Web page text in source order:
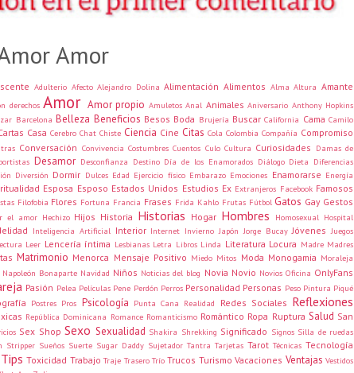
Amor
Adulterio Afecto Alejandro Dolina Alimentación Alimentos Alma Altura Amante
derechos Amor Amor propio Amuletos Anal Animales Aniversario Anthony Hopkins
Barcelona Belleza Beneficios Besos Boda Brujería Buscar California Cama Camilo
Casa Cerebro Chat Chiste Ciencia Cine Citas Cola Colombia Compañía Compromiso
Conversación Convivencia Costumbres Cuentos Culo Cultura Curiosidades Damas de
Desamor Desconfianza Destino Día de los Enamorados Diálogo Dieta Diferencias
Diversión Dormir Dulces Edad Ejercicio físico Embarazo Emociones Enamorarse Energía
Esposa Esposo Estados Unidos Estudios Ex Extranjeros Facebook Famosos
Filofobia Flores Fortuna Francia Frases Frida Kahlo Frutas Fútbol Gatos Gay Gestos
el amor Hechizo Hijos Historia Historias Hogar Hombres Homosexual Hospital
Inteligencia Artificial Interior Internet Invierno Japón Jorge Bucay Jóvenes Juegos
Leer Lencería íntima Lesbianas Letra Libros Linda Literatura Locura Madre Madres
Matrimonio Menorca Mensaje Positivo Miedo Mitos Moda Monogamia Moraleja
Napoleón Bonaparte Navidad Niños Noticias del blog Novia Novio Novios Oficina OnlyFans
Pasión Pelea Películas Pene Perdón Perros Personalidad Personas Peso Pintura Piqué
Postres Pros Psicología Punta Cana Realidad Redes Sociales Reflexiones
República Dominicana Romance Romanticismo Romántico Ropa Ruptura Salud San
Sex Shop Sexo Sexualidad Shakira Shrekking Significado Signos Silla de ruedas
Stripper Sueños Suerte Sugar Daddy Sujetador Tantra Tarjetas Tarot Técnicas Tecnología
Tips Toxicidad Trabajo Traje Trasero Trío Trucos Turismo Vacaciones Ventajas Vestidos